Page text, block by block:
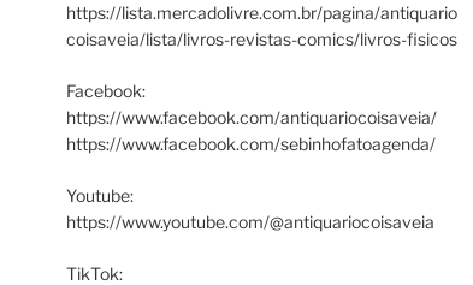
https://lista.mercadolivre.com.br/pagina/antiquario
coisaveia/lista/livros-revistas-comics/livros-fisicos
Facebook:
https://www.facebook.com/antiquariocoisaveia/
https://www.facebook.com/sebinhofatoagenda/
Youtube:
https://www.youtube.com/@antiquariocoisaveia
TikTok: